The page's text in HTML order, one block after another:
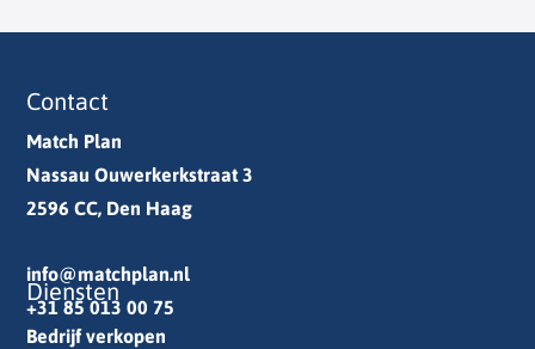
Contact
Match Plan
Nassau Ouwerkerkstraat 3
2596 CC, Den Haag
info@matchplan.nl
+31 85 013 00 75
Diensten
Bedrijf verkopen